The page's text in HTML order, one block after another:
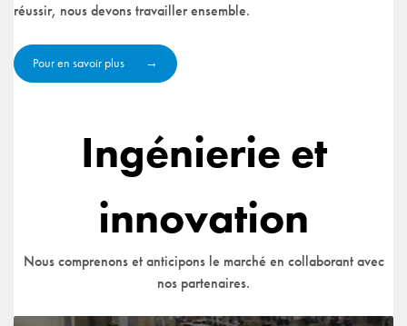
réussir, nous devons travailler ensemble.
Pour en savoir plus
Ingénierie et
innovation
Nous comprenons et anticipons le marché en collaborant avec
nos partenaires.